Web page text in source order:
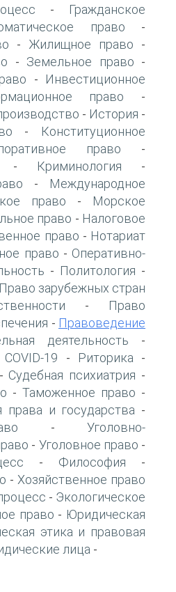
-
Гражданское
право -
- Жилищное право -
- Земельное право -
-
Инвестиционное
право -
- История -
-
Конституционное
право -
- Криминология -
-
Международное
право -
Морское
право - Налоговое
право - Нотариат
право - Оперативно-
- Политология -
Право зарубежных стран
-
Право
- Правоведение
деятельность -
19 - Риторика -
- Судебная психиатрия -
- Таможенное право -
права и государства -
-Уголовно-
- Уголовное право -
- Философия -
- Хозяйственное право
- Экологическое
право - Юридическая
этика и правовая
лица -